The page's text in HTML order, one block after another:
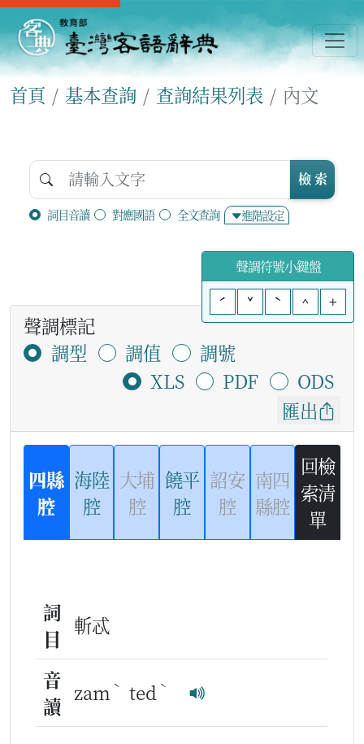
首頁 基本查詢 查詢結果列表 內文
詞目音讀 對應國語 全文查詢 進階設定
檢 索
聲調符號小鍵盤
ˊ
ˇ ˋ ^ +
聲調標記
調型
調值
調號
XLS
PDF
ODS
匯出
四縣
腔
海陸
腔
大埔
腔
饒平
腔
詔安
腔
南四
縣腔
回檢
索清
單
詞
目
斬忒
音
讀
zam ˋ ted ˋ